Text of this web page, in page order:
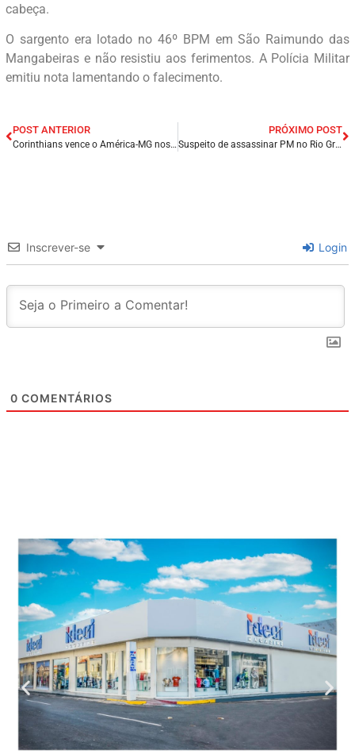
cabeça.
O sargento era lotado no 46º BPM em São Raimundo das
Mangabeiras e não resistiu aos ferimentos. A Polícia Militar
emitiu nota lamentando o falecimento.
POST ANTERIOR
Corinthians vence o América-MG nos pênaltis e vai enfrentar o São Paulo nas semifinais da Copa do Brasil.
PRÓXIMO POST
Suspeito de assassinar PM no Rio Grande do Norte é preso na Paraíba.
Inscrever-se Login
0 COMENTÁRIOS